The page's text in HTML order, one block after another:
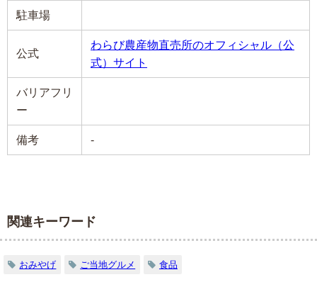
駐車場
公式
わらび農産物直売所のオフィシャル（公
式）サイト
バリアフリ
ー
備考 -
関連キーワード
おみやげ ご当地グルメ 食品